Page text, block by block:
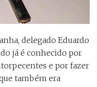
delegado Eduardo
já é conhecido por
e por fazer
também era